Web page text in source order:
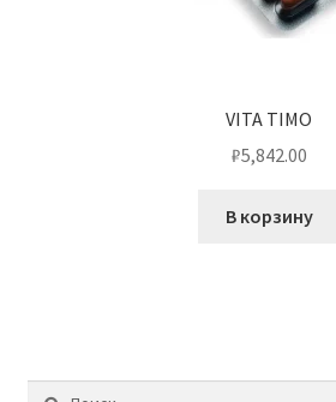
VITA TIMO
₽5,842.00
В корзину